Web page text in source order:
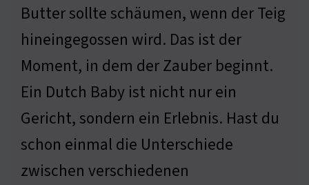
Butter sollte schäumen, wenn der Teig
hineingegossen wird. Das ist der
Moment, in dem der Zauber beginnt.
Ein Dutch Baby ist nicht nur ein
Gericht, sondern ein Erlebnis. Hast du
schon einmal die Unterschiede
zwischen verschiedenen